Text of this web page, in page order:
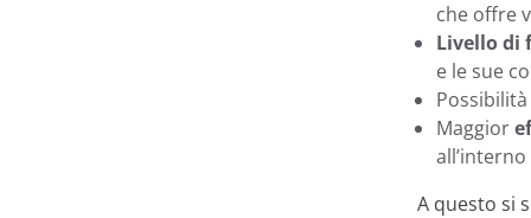
che offre
Livello di
e le sue
Maggior
A questo si